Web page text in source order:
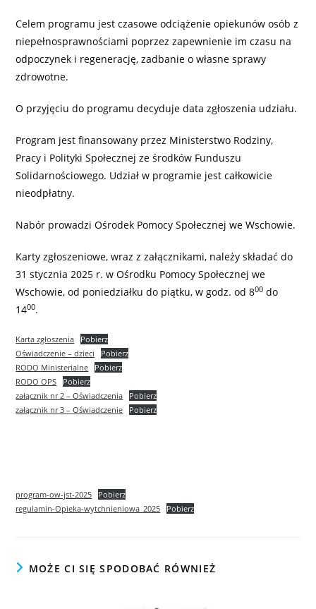
Celem programu jest czasowe odciążenie opiekunów osób z
niepełnosprawnościami poprzez zapewnienie im czasu na
odpoczynek i regenerację, zadbanie o własne sprawy
zdrowotne.
O przyjęciu do programu decyduje data zgłoszenia udziału.
Program jest finansowany przez Ministerstwo Rodziny,
Pracy i Polityki Społecznej ze środków Funduszu
Solidarnościowego. Udział w programie jest całkowicie
nieodpłatny.
Nabór prowadzi Ośrodek Pomocy Społecznej we Wschowie.
Karty zgłoszeniowe, wraz z załącznikami, należy składać do
31 stycznia 2025 r. w Ośrodku Pomocy Społecznej we
Wschowie, od poniedziałku do piątku, w godz. od 800 do
1400.
Karta zgłoszenia
Pobierz
Oświadczenie – dzieci
Pobierz
RODO Ministerialne
Pobierz
RODO OPS
Pobierz
załącznik nr 2 – Oświadczenia
Pobierz
załącznik nr 3 – Oświadczenie
Pobierz
program-ow-jst-2025
Pobierz
regulamin-Opieka-wytchnieniowa_2025
Pobierz
MOŻE CI SIĘ SPODOBAĆ RÓWNIEŻ